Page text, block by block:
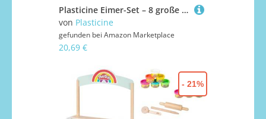
Plasticine Eimer-Set – 8 große Knetstangen mit Werkzeug & Anleitung im Trageeimer – Wiederverwendbare Knete für sauberen Bastelspaß – Für Kinder ab 5 Jahren
von Plasticine
gefunden bei Amazon Marketplace
20,69 €
- 21%